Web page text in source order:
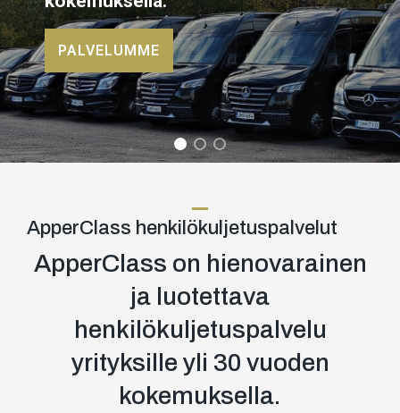
PALVELUMME
ApperClass henkilökuljetuspalvelut
ApperClass on hienovarainen
ja luotettava
henkilökuljetuspalvelu
yrityksille yli 30 vuoden
kokemuksella.